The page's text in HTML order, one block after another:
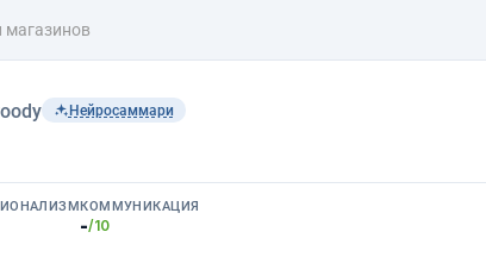
магазинов
Нейросаммари
КОММУНИКАЦИЯ
-/10